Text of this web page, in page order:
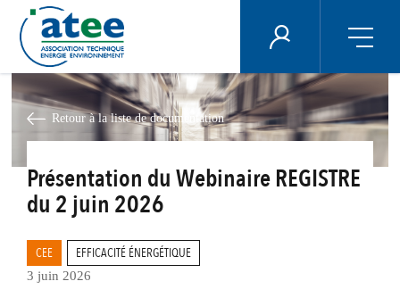
au
contenu
principal
ÉNERGIE PLUS
Retour à la liste de documentation
Présentation du Webinaire REGISTRE
du 2 juin 2026
CEE EFFICACITÉ ÉNERGÉTIQUE
3 juin 2026
Panneau de gestion des cookies